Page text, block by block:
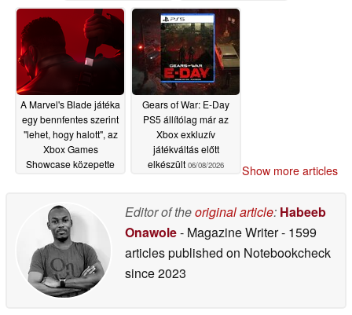
06/09/2026 06/08/2026
A Marvel's Blade játéka
egy bennfentes szerint
"lehet, hogy halott", az
Xbox Games
Showcase közepette
Gears of War: E-Day
PS5 állítólag már az
Xbox exkluzív
játékváltás előtt
elkészült 06/08/2026 Show more articles
Editor of theoriginal article: Habeeb
Onawole- Magazine Writer- 1599
articles published on Notebookcheck
since 2023